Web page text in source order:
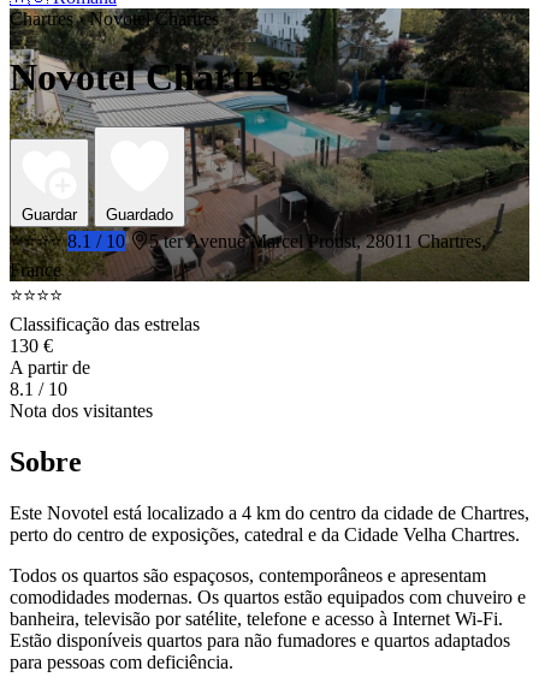
Chartres › Novotel Chartres
Novotel Chartres
Guardar Guardado
⭐⭐⭐⭐ 8.1 / 10
5 ter Avenue Marcel Proust, 28011 Chartres,
France
⭐⭐⭐⭐
Classificação das estrelas
130 €
A partir de
8.1 / 10
Nota dos visitantes
Sobre
Este Novotel está localizado a 4 km do centro da cidade de Chartres,
perto do centro de exposições, catedral e da Cidade Velha Chartres.
Todos os quartos são espaçosos, contemporâneos e apresentam
comodidades modernas. Os quartos estão equipados com chuveiro e
banheira, televisão por satélite, telefone e acesso à Internet Wi-Fi.
Estão disponíveis quartos para não fumadores e quartos adaptados
para pessoas com deficiência.